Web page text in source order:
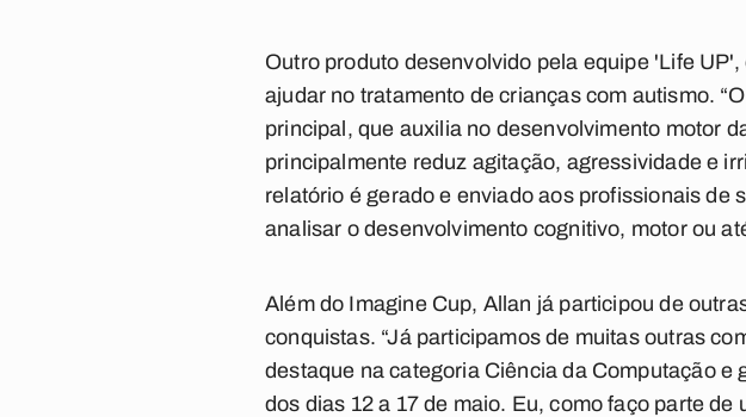
Outro produto desenvolvido pela equipe 'Life
ajudar no tratamento de crianças com autismo.
principal, que auxilia no desenvolvimento motor
principalmente reduz agitação, agressividade e
relatório é gerado e enviado aos profissionais de
analisar o desenvolvimento cognitivo, motor ou
Além do Imagine Cup, Allan já participou de
conquistas. “Já participamos de muitas outras
destaque na categoria Ciência da Computação
dos dias 12 a 17 de maio. Eu, como faço parte